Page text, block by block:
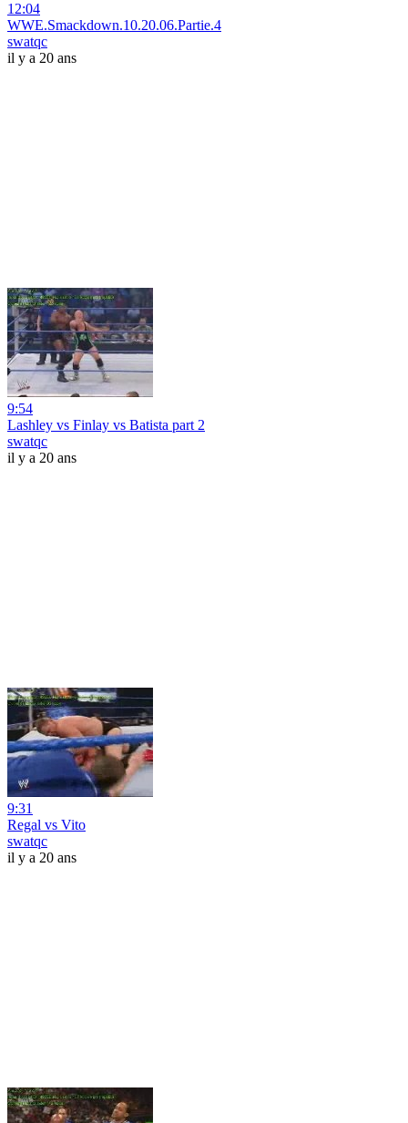
12:04
WWE.Smackdown.10.20.06.Partie.4
swatqc
il y a 20 ans
9:54
Lashley vs Finlay vs Batista part 2
swatqc
il y a 20 ans
9:31
Regal vs Vito
swatqc
il y a 20 ans